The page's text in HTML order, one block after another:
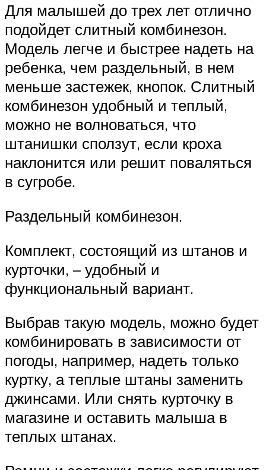
Для малышей до трех лет отлично
подойдет слитный комбинезон.
Модель легче и быстрее надеть на
ребенка, чем раздельный, в нем
меньше застежек, кнопок. Слитный
комбинезон удобный и теплый,
можно не волноваться, что
штанишки сползут, если кроха
наклонится или решит поваляться
в сугробе.
Раздельный комбинезон.
Комплект, состоящий из штанов и
курточки, – удобный и
функциональный вариант.
Выбрав такую модель, можно будет
комбинировать в зависимости от
погоды, например, надеть только
куртку, а теплые штаны заменить
джинсами. Или снять курточку в
магазине и оставить малыша в
теплых штанах.